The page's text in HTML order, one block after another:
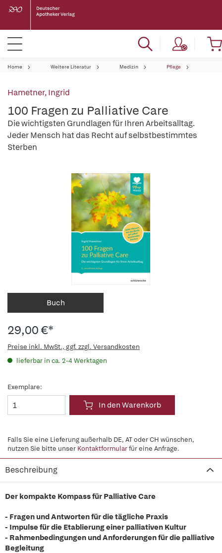
Home Weitere Literatur Medizin Pflege
Hametner, Ingrid
100 Fragen zu Palliative Care
Die wichtigsten Grundlagen für Ihren Arbeitsalltag.
Jeder Mensch hat das Recht auf selbstbestimmtes
Sterben
Buch
29,00 €*
Preise inkl. MwSt., ggf. zzgl. Versandkosten
lieferbar in ca. 2-4 Werktagen
Exemplare:
In den Warenkorb
Falls Sie eine Lieferung außerhalb DE, AT oder CH wünschen,
nutzen Sie bitte unser Kontaktformularfür eine Anfrage.
Beschreibung
Der kompakte Kompass für Palliative Care
- Fragen und Antworten für die tägliche Praxis
- Impulse für die Etablierung einer palliativen Kultur
- Rahmenbedingungen und Anforderungen für die palliative
Begleitung